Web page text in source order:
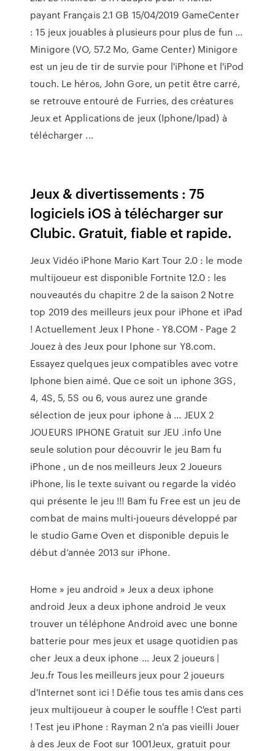
payant Français 2.1 GB 15/04/2019 GameCenter
: 15 jeux jouables à plusieurs pour plus de fun ...
Minigore (VO, 57.2 Mo, Game Center) Minigore
est un jeu de tir de survie pour l'iPhone et l'iPod
touch. Le héros, John Gore, un petit être carré,
se retrouve entouré de Furries, des créatures
Jeux et Applications de jeux (Iphone/Ipad) à
télécharger ...
Jeux & divertissements : 75
logiciels iOS à télécharger sur
Clubic. Gratuit, fiable et rapide.
Jeux Vidéo iPhone Mario Kart Tour 2.0 : le mode
multijoueur est disponible Fortnite 12.0 : les
nouveautés du chapitre 2 de la saison 2 Notre
top 2019 des meilleurs jeux pour iPhone et iPad
! Actuellement Jeux I Phone - Y8.COM - Page 2
Jouez à des Jeux pour Iphone sur Y8.com.
Essayez quelques jeux compatibles avec votre
Iphone bien aimé. Que ce soit un iphone 3GS,
4, 4S, 5, 5S ou 6, vous aurez une grande
sélection de jeux pour iphone à … JEUX 2
JOUEURS IPHONE Gratuit sur JEU .info Une
seule solution pour découvrir le jeu Bam fu
iPhone , un de nos meilleurs Jeux 2 Joueurs
iPhone, lis le texte suivant ou regarde la vidéo
qui présente le jeu !!! Bam fu Free est un jeu de
combat de mains multi-joueurs développé par
le studio Game Oven et disponible depuis le
début d’année 2013 sur iPhone.
Home » jeu android » Jeux a deux iphone
android Jeux a deux iphone android Je veux
trouver un téléphone Android avec une bonne
batterie pour mes jeux et usage quotidien pas
cher Jeux a deux iphone … Jeux 2 joueurs |
Jeu.fr Tous les meilleurs jeux pour 2 joueurs
d'Internet sont ici ! Défie tous tes amis dans ces
jeux multijoueur à couper le souffle ! C'est parti
! Test jeu iPhone : Rayman 2 n'a pas vieilli Jouer
à des Jeux de Foot sur 1001Jeux, gratuit pour